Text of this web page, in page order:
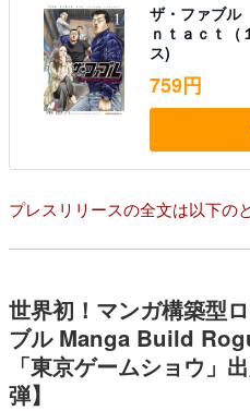
ザ・ファブ
ｎｔａｃｔ（
ス)
759円
プレスリリースの全文は以下のと
世界初！マンガ構築型
ブル Manga Build
「東京ゲームショウ」
弾】